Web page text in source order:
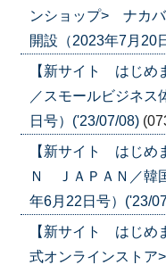
ンショップ> ナカバ
開設（2023年7月20
【新サイト はじめ
／スモールビジネス
日号）('23/07/08)
【新サイト はじめ
Ｎ ＪＡＰＡＮ／韓
年6月22日号）('23/
【新サイト はじ
式オンラインストア